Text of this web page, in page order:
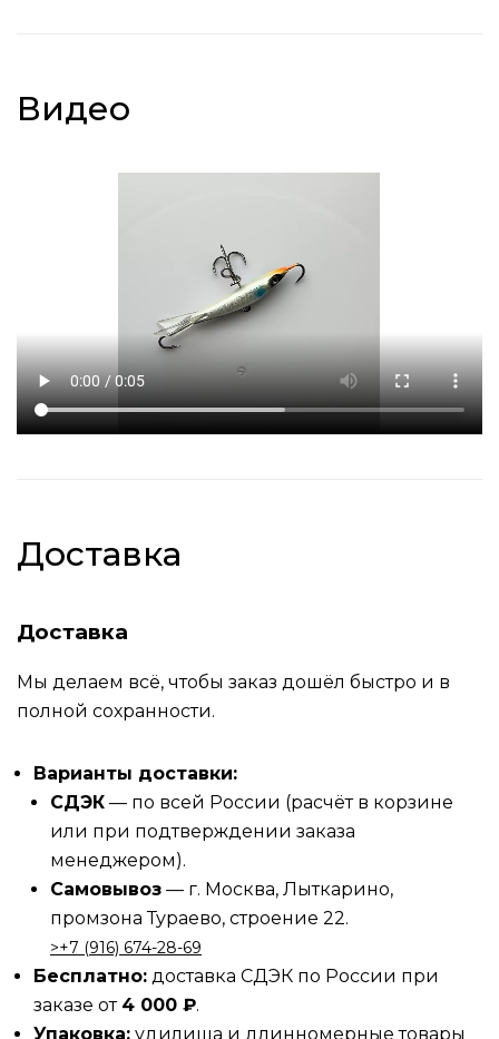
Видео
Доставка
Доставка
Мы делаем всё, чтобы заказ дошёл быстро и в
полной сохранности.
Варианты доставки:
СДЭК — по всей России (расчёт в корзине
или при подтверждении заказа
менеджером).
Самовывоз — г. Москва, Лыткарино,
промзона Тураево, строение 22.
>‪‪+7 (916) 674-28-69
Бесплатно: доставка СДЭК по России при
заказе от 4 000 ₽.
Упаковка: удилища и длинномерные товары